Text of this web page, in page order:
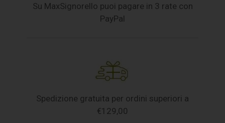
Su MaxSignorello puoi pagare in 3 rate con
PayPal
Spedizione gratuita per ordini superiori a
€129,00